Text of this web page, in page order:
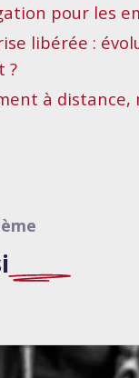
pour les
libérée :
?
à distance,